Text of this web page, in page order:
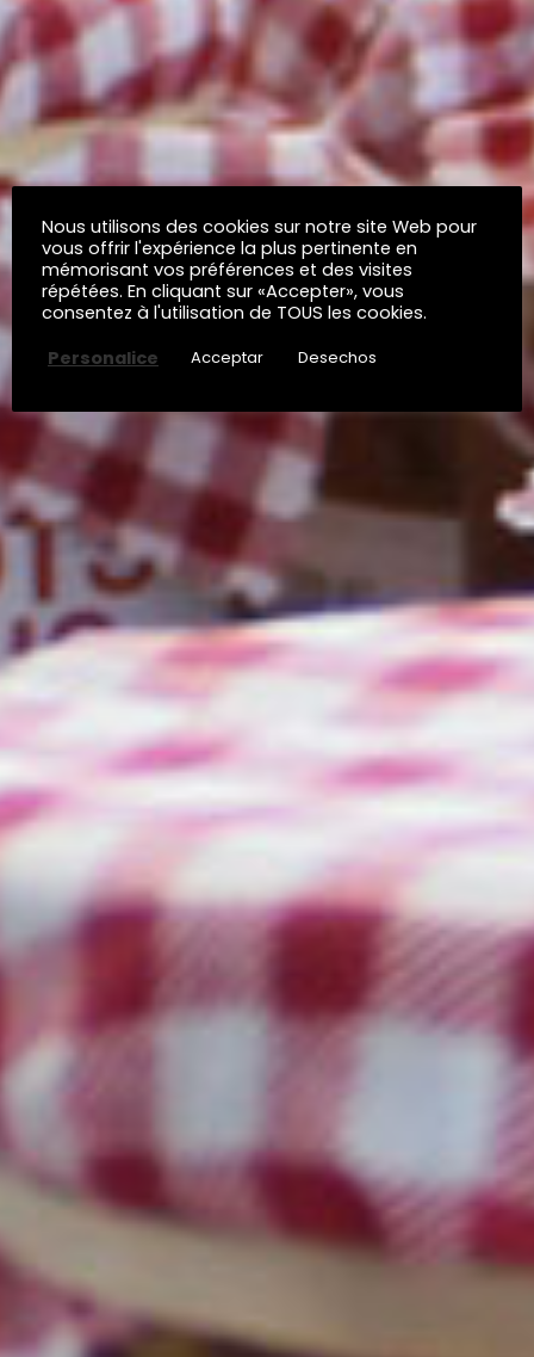
Nous utilisons des cookies sur notre site Web pour
vous offrir l'expérience la plus pertinente en
mémorisant vos préférences et des visites
répétées. En cliquant sur «Accepter», vous
consentez à l'utilisation de TOUS les cookies.
Personalice
Acceptar Desechos